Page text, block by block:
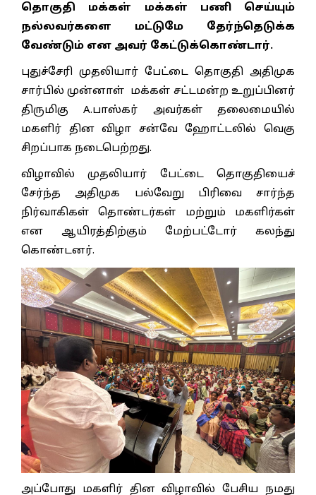
தொகுதி மக்கள் மக்கள் பணி செய்யும்
நல்லவர்களை மட்டுமே தேர்ந்தெடுக்க
வேண்டும் என அவர் கேட்டுக்கொண்டார்.
புதுச்சேரி முதலியார் பேட்டை தொகுதி அதிமுக
சார்பில் முன்னாள் மக்கள் சட்டமன்ற உறுப்பினர்
திருமிகு A.பாஸ்கர் அவர்கள் தலைமையில்
மகளிர் தின விழா சன்வே ஹோட்டலில் வெகு
சிறப்பாக நடைபெற்றது.
விழாவில் முதலியார் பேட்டை தொகுதியைச்
சேர்ந்த அதிமுக பல்வேறு பிரிவை சார்ந்த
நிர்வாகிகள் தொண்டர்கள் மற்றும் மகளிர்கள்
என ஆயிரத்திற்கும் மேற்பட்டோர் கலந்து
கொண்டனர்.
அப்போது மகளிர் தின விழாவில் பேசிய நமது